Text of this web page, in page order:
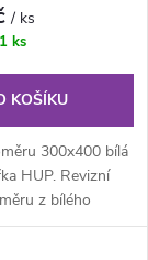
/ ks
1 ks
KOŠÍKU
300x400 bílá
HUP. Revizní
z bílého
plechu síla 1,0...